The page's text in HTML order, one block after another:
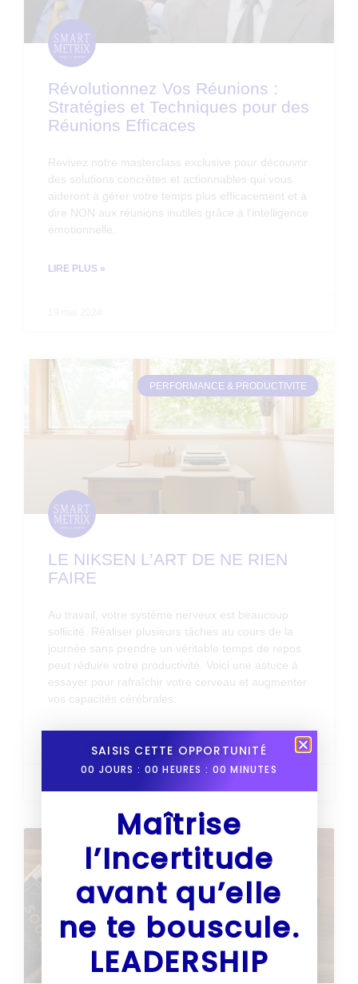
Révolutionnez Vos Réunions :
Stratégies et Techniques pour des
Réunions Efficaces
Revivez notre masterclass exclusive pour découvrir
des solutions concrètes et actionnables qui vous
aideront à gérer votre temps plus efficacement et à
dire NON aux réunions inutiles grâce à l’intelligence
émotionnelle.
LIRE PLUS »
PERFORMANCE & PRODUCTIVITE
LE NIKSEN L’ART DE NE RIEN
FAIRE
Au travail, votre système nerveux est beaucoup
sollicité. Réaliser plusieurs tâches au cours de la
journée sans prendre un véritable temps de repos
peut réduire votre productivité. Voici une astuce à
essayer pour rafraîchir votre cerveau et augmenter
vos capacités cérébrales.
PERFORMANCE & PRODUCTIVITE
SAISIS CETTE OPPORTUNITÉ
00 JOURS : 00 HEURES : 00 MINUTES
Maîtrise
l’Incertitude
avant qu’elle
ne te bouscule.
LEADERSHIP